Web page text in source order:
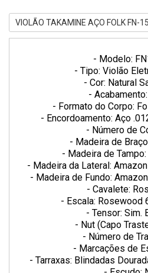
VIOLÃO TAKAMINE AÇO FOLK FN-
- Modelo:
- Tipo: Violão
- Cor: Natural
-
- Formato do Corpo:
- Encordoamento: Aço
- Número de
- Madeira de
- Madeira de
- Madeira da Lateral:
- Madeira de Fundo:
- Cavalete:
- Escala: Rosewood
- Tensor: Sim.
- Nut (Capo
- Número de
- Marcações de
- Tarraxas: Blindadas